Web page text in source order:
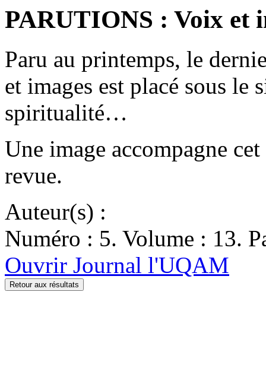
PARUTIONS : Voix et
Paru au printemps, le
et images est placé sous le
spiritualité…
Une image accompagne
revue.
Auteur(s) :
Numéro : 5. Volume : 13.
Ouvrir Journal l'UQAM
Retour aux résultats